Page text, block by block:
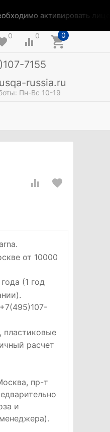
активировать
0 0 0
7155
russia.ru
Пн-Вс 10-19
от 10000
(1 год
пластиковые
расчет
пр-т
и